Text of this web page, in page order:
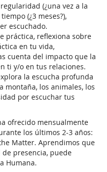
(¿una vez a la
(¿3 meses?),
escuchado.
práctica, reflexiona sobre
en tu vida,
cuenta del impacto que la
ti y/o en tus relaciones.
la escucha profunda
montaña, los animales, los
por escuchar tus
ofrecido mensualmente
los últimos 2-3 años:
Matter. Aprendimos que
presencia, puede
Humana.